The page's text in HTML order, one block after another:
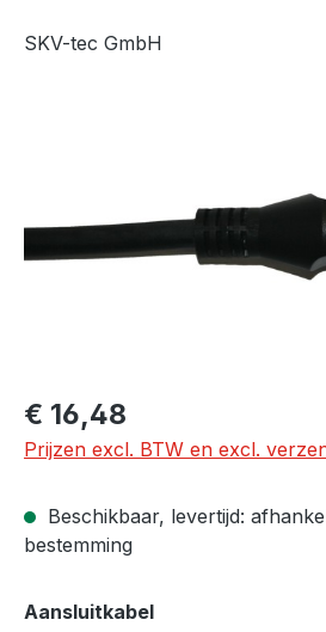
SKV-tec GmbH
Normale prijs:
€ 16,48
Prijzen excl. BTW en excl.
Beschikbaar, levertijd:
bestemming
Selecteer
Aansluitkabel